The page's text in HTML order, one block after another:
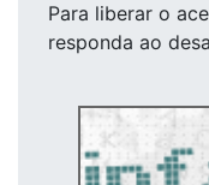
Para liberar o
responda ao